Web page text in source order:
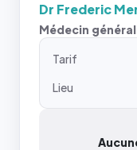
Dr Frederic
Médecin
Tarif
Lieu